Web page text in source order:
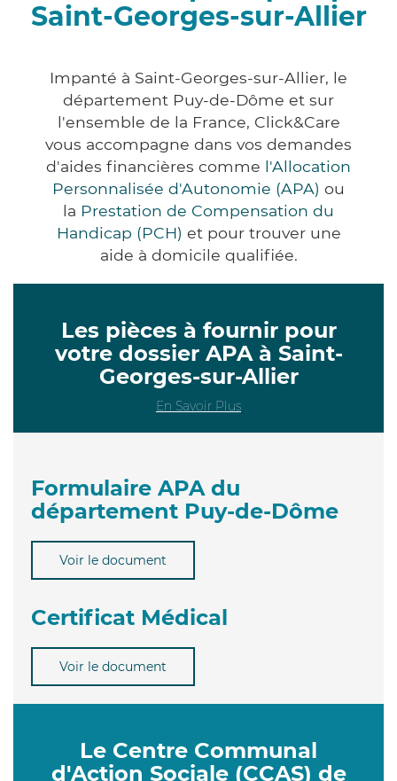
Saint-Georges-sur-Allier
Impanté à Saint-Georges-sur-Allier, le
département Puy-de-Dôme et sur
l'ensemble de la France, Click&Care
vous accompagne dans vos demandes
d'aides financières comme l'Allocation
Personnalisée d'Autonomie (APA) ou
la Prestation de Compensation du
Handicap (PCH) et pour trouver une
aide à domicile qualifiée.
Les pièces à fournir pour
votre dossier APA à Saint-
Georges-sur-Allier
En Savoir Plus
Formulaire APA du
département Puy-de-Dôme
Voir le document
Certificat Médical
Voir le document
Le Centre Communal
d'Action Sociale (CCAS) de